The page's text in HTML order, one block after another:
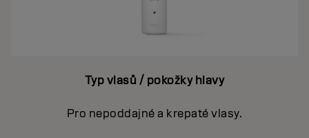
Typ vlasů / pokožky hlavy
Pro nepoddajné a krepaté vlasy.